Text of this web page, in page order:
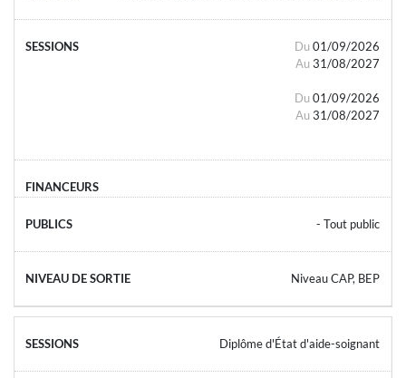
Du 01/09/2026
Au 31/08/2027
Du 01/09/2026
Au 31/08/2027
- Tout public
Niveau CAP, BEP
Diplôme d'État d'aide-soignant